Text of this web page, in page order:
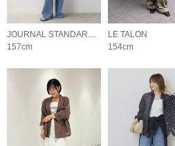
JOURNAL STANDARD relume LADYS
157cm
LE TALON
154cm